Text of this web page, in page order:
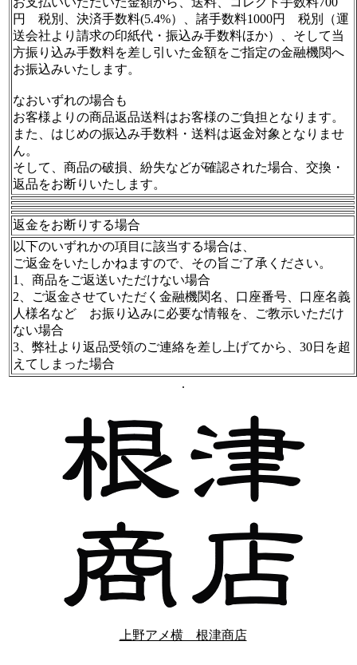
円 税別、決済手数料(5.4%）、諸手数料1000円 税別（運
送会社より請求の印紙代・振込み手数料ほか）、そして当
方振り込み手数料を差し引いた金額をご指定の金融機関へ
お振込みいたします。
なおいずれの場合も
お客様よりの商品返品送料はお客様のご負担となります。
また、はじめの振込み手数料・送料は返金対象となりませ
ん。
そして、商品の破損、紛失などが確認された場合、交換・
返品をお断りいたします。
返金をお断りする場合
以下のいずれかの項目に該当する場合は、
ご返金をいたしかねますので、その旨ご了承ください。
1、商品をご返送いただけない場合
2、ご返金させていただく金融機関名、口座番号、口座名義
人様名など お振り込みに必要な情報を、ご教示いただけ
ない場合
3、弊社より返品受領のご連絡を差し上げてから、30日を超
えてしまった場合
.
上野アメ横 根津商店